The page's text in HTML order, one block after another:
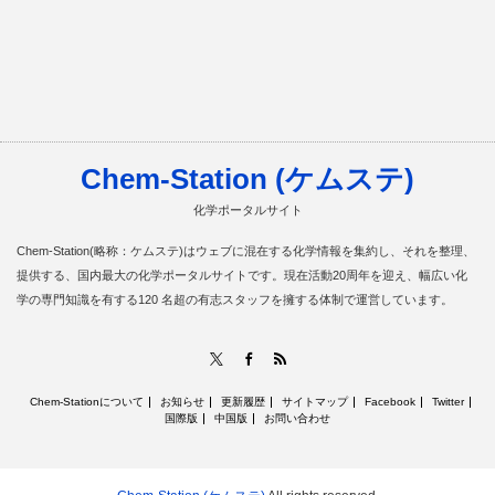
Chem-Station (ケムステ)
化学ポータルサイト
Chem-Station(略称：ケムステ)はウェブに混在する化学情報を集約し、それを整理、
提供する、国内最大の化学ポータルサイトです。現在活動20周年を迎え、幅広い化
学の専門知識を有する120 名超の有志スタッフを擁する体制で運営しています。
Facebook
Chem-Stationについて お知らせ 更新履歴 サイトマップ Facebook
Twitter
国際版
中国版 お問い合わせ